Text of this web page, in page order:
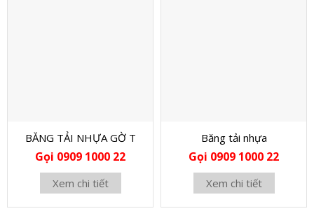
BĂNG TẢI NHỰA GỜ T
Gọi 0909 1000 22
Xem chi tiết
Băng tải nhựa
Gọi 0909 1000 22
Xem chi tiết